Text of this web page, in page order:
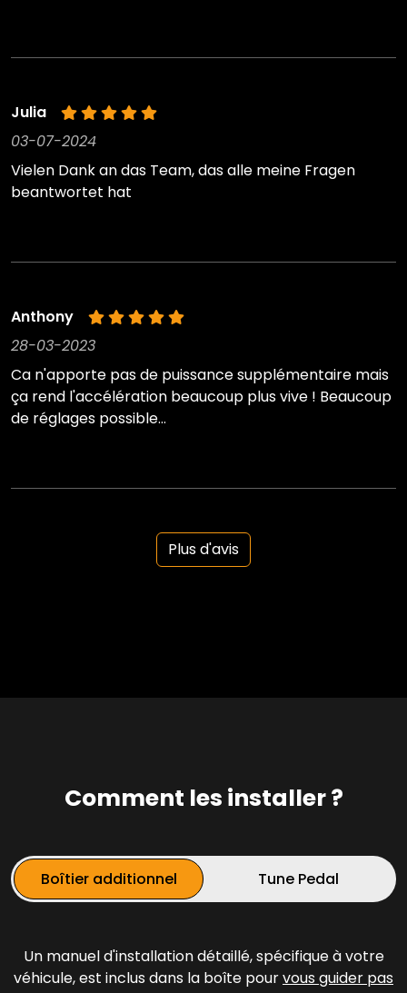
Julia
03-07-2024
Vielen Dank an das Team, das alle meine Fragen
beantwortet hat
Anthony
28-03-2023
Ca n'apporte pas de puissance supplémentaire mais
ça rend l'accélération beaucoup plus vive ! Beaucoup
de réglages possible...
Plus d'avis
Comment les installer ?
Boîtier additionnel Tune Pedal
Un manuel d'installation détaillé, spécifique à votre
véhicule, est inclus dans la boîte pourvous guider pas